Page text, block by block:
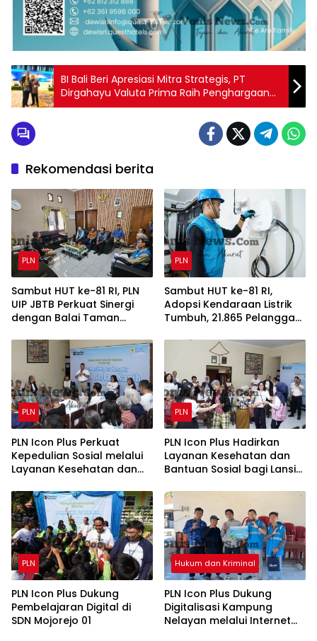
BI Bali Beri Apresiasi Mitra Strategis, PT
Dirgahayu Valuta Prima Raih Penghargaan
KUPVA Terbaik, Sinergi Mendorong Ekonomi
Rekomendasi berita
PLN
Sambut HUT ke-81 RI, PLN
UIP JBTB Perkuat Sinergi
dengan Balai Taman
Kajian Rencana Proyek
SUTET 500 kV Paiton–
Watudodol/Kalipuro
PLN
Sambut HUT ke-81 RI,
Adopsi Kendaraan Listrik
Tumbuh, 21.865 Pelanggan
Charging Services PLN
pada Semester I 2026
PLN
PLN Icon Plus Perkuat
Kepedulian Sosial melalui
Layanan Kesehatan dan
bagi Lansia di Malang
PLN
PLN Icon Plus Hadirkan
Layanan Kesehatan dan
Bantuan Sosial bagi Lansia
Malang
PLN
PLN Icon Plus Dukung
Pembelajaran Digital di
SDN Mojorejo 01
Hukum dan Kriminal
PLN Icon Plus Dukung
Digitalisasi Kampung
Nelayan melalui Internet